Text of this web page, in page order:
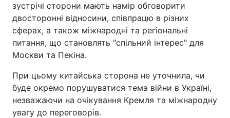
Здоров'я Туризм
Цікавинки
Екологія Регіони
Лонгріди
зустрічі сторони мають намір обговорити
двосторонні відносини, співпрацю в різних
сферах, а також міжнародні та регіональні
питання, що становлять "спільний інтерес" для
Москви та Пекіна.
При цьому китайська сторона не уточнила, чи
буде окремо порушуватися тема війни в Україні,
незважаючи на очікування Кремля та міжнародну
увагу до переговорів.